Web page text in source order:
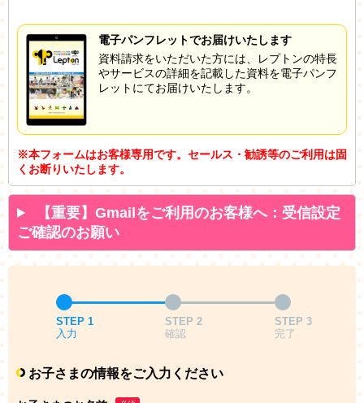
電子パンフレットでお届けいたします
資料請求をいただいた方には、レプトンの特長
やサービスの詳細を記載した資料を電子パンフ
レットにてお届けいたします。
※本フォームはお客様専用です。セールス・勧誘等のご利用は固
くお断りいたします。
【重要】Gmailをご利用のお客様へ：受信設定
ご確認のお願い
STEP 1
入力
STEP 2
確認
STEP 3
完了
お子さまの情報をご入力ください